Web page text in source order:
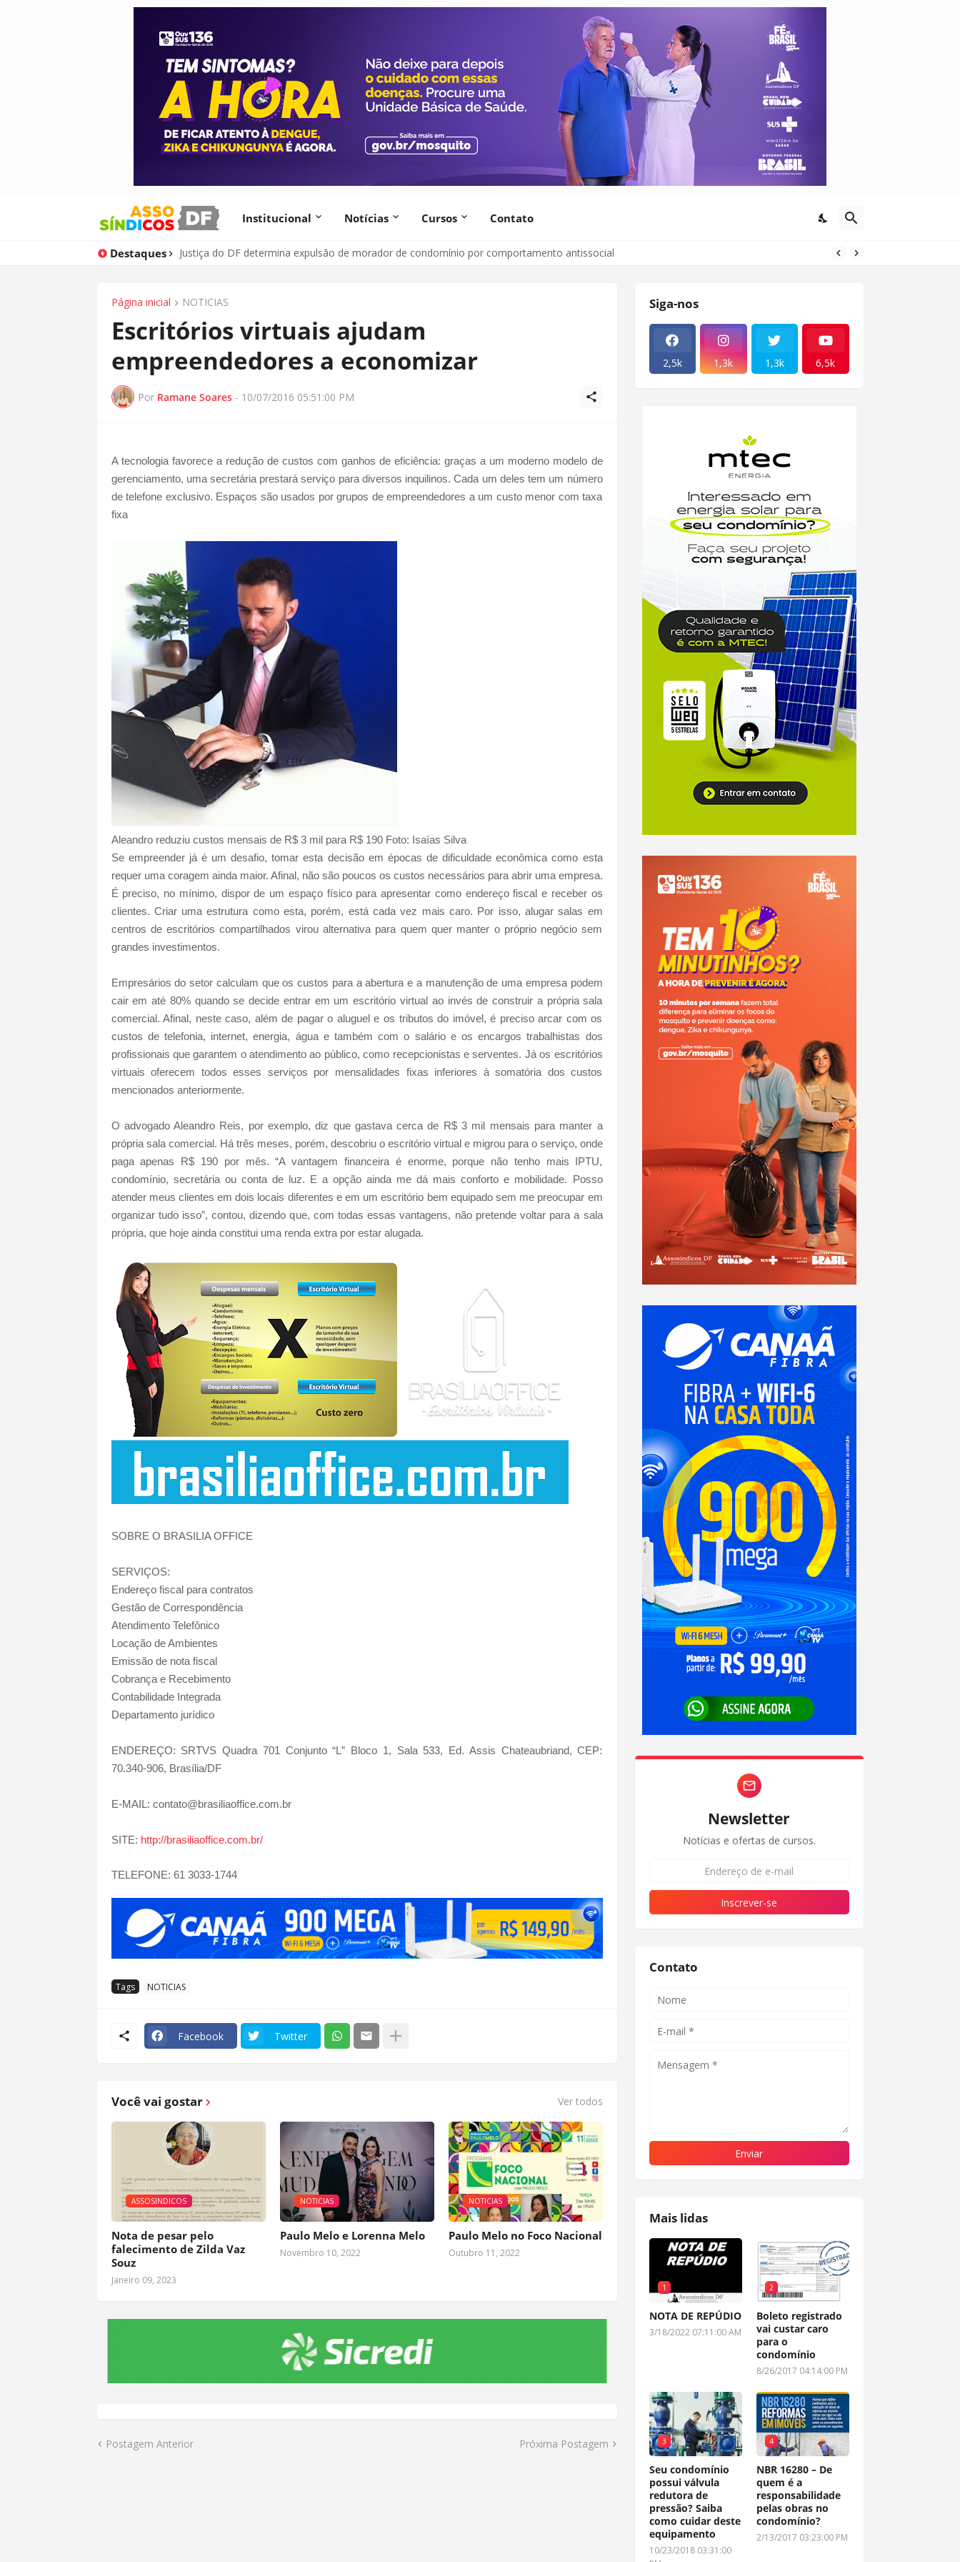
Institucional Notícias Cursos Contato
Destaques Justiça do DF determina expulsão de morador de condomínio por comportamento antissocial
Página inicial NOTICIAS
Escritórios virtuais ajudam
empreendedores a economizar
Por Ramane Soares - 10/07/2016 05:51:00 PM
A tecnologia favorece a redução de custos com ganhos de eficiência: graças a um moderno modelo de
gerenciamento, uma secretária prestará serviço para diversos inquilinos. Cada um deles tem um número
de telefone exclusivo. Espaços são usados por grupos de empreendedores a um custo menor com taxa
fixa
Aleandro reduziu custos mensais de R$ 3 mil para R$ 190 Foto: Isaías Silva
Se empreender já é um desafio, tomar esta decisão em épocas de dificuldade econômica como esta
requer uma coragem ainda maior. Afinal, não são poucos os custos necessários para abrir uma empresa.
É preciso, no mínimo, dispor de um espaço físico para apresentar como endereço fiscal e receber os
clientes. Criar uma estrutura como esta, porém, está cada vez mais caro. Por isso, alugar salas em
centros de escritórios compartilhados virou alternativa para quem quer manter o próprio negócio sem
grandes investimentos.
Empresários do setor calculam que os custos para a abertura e a manutenção de uma empresa podem
cair em até 80% quando se decide entrar em um escritório virtual ao invés de construir a própria sala
comercial. Afinal, neste caso, além de pagar o aluguel e os tributos do imóvel, é preciso arcar com os
custos de telefonia, internet, energia, água e também com o salário e os encargos trabalhistas dos
profissionais que garantem o atendimento ao público, como recepcionistas e serventes. Já os escritórios
virtuais oferecem todos esses serviços por mensalidades fixas inferiores à somatória dos custos
mencionados anteriormente.
O advogado Aleandro Reis, por exemplo, diz que gastava cerca de R$ 3 mil mensais para manter a
própria sala comercial. Há três meses, porém, descobriu o escritório virtual e migrou para o serviço, onde
paga apenas R$ 190 por mês. “A vantagem financeira é enorme, porque não tenho mais IPTU,
condomínio, secretária ou conta de luz. E a opção ainda me dá mais conforto e mobilidade. Posso
atender meus clientes em dois locais diferentes e em um escritório bem equipado sem me preocupar em
organizar tudo isso”, contou, dizendo que, com todas essas vantagens, não pretende voltar para a sala
própria, que hoje ainda constitui uma renda extra por estar alugada.
SOBRE O BRASILIA OFFICE
SERVIÇOS:
Endereço fiscal para contratos
Gestão de Correspondência
Atendimento Telefônico
Locação de Ambientes
Emissão de nota fiscal
Cobrança e Recebimento
Contabilidade Integrada
Departamento jurídico
ENDEREÇO: SRTVS Quadra 701 Conjunto “L” Bloco 1, Sala 533, Ed. Assis Chateaubriand, CEP:
70.340-906, Brasília/DF
E-MAIL: contato@brasiliaoffice.com.br
SITE: http://brasiliaoffice.com.br/
TELEFONE: 61 3033-1744
Tags NOTICIAS
Facebook Twitter
Você vai gostar Ver todos
ASSOSINDICOS
Nota de pesar pelo
falecimento de Zilda Vaz
Souz
Janeiro 09, 2023
NOTICIAS
Paulo Melo e Lorenna Melo
Novembro 10, 2022
NOTICIAS
Paulo Melo no Foco Nacional
Outubro 11, 2022
Postagem Anterior Próxima Postagem
Siga-nos
2,5k 1,3k 1,3k 6,5k
Newsletter
Notícias e ofertas de cursos.
Contato
Mais lidas
1
NOTA DE REPÚDIO
3/18/2022 07:11:00 AM
2
Boleto registrado
vai custar caro
para o
condomínio
8/26/2017 04:14:00 PM
3
Seu condomínio
possui válvula
redutora de
pressão? Saiba
como cuidar deste
equipamento
10/23/2018 03:31:00
4
NBR 16280 – De
quem é a
responsabilidade
pelas obras no
condomínio?
2/13/2017 03:23:00 PM